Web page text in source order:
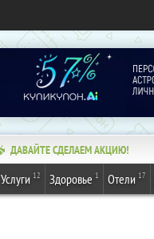
ДАВАЙТЕ СДЕЛАЕМ АКЦИЮ!
Услуги 12 Здоровье 1 Отели 17